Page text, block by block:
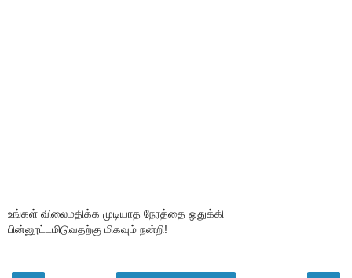
உங்கள் விலைமதிக்க முடியாத நேரத்தை ஒதுக்கி
பின்னூட்டமிடுவதற்கு மிகவும் நன்றி!